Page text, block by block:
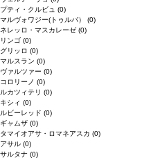
プティ・クルビュ (0)
マルヴォワジー(トゥルバ） (0)
ネレッロ・マスカレーゼ (0)
リンゴ (0)
グリッロ (0)
マルスラン (0)
ヴァルツァー (0)
コロリーノ (0)
ルカツィテリ (0)
キシィ (0)
ルビーレッド (0)
ギャムザ (0)
タマイオアサ・ロマネアスカ (0)
アサル (0)
サルタナ (0)